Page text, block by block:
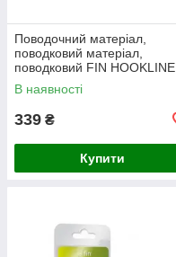
Поводочний матеріал,
поводковий матеріал,
поводковий FIN HOOKLINE
6K 20m / gravel(гравій) 15Lb
В наявності
339 ₴
Купити